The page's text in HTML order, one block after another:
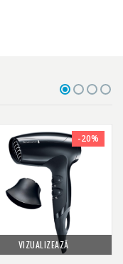
VIZUALIZEAZĂ
-20%